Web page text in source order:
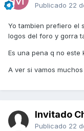
Publicado 22
Yo tambien prefiero el
logos del foro y gorra
Es una pena q no este
A ver si vamos
Invitado
Publicado 22